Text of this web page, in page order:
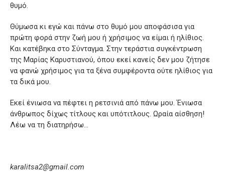
θυμό.
Θύμωσα κι εγώ και πάνω στο θυμό μου αποφάσισα για
πρώτη φορά στην ζωή μου ή χρήσιμος να είμαι ή ηλίθιος.
Και κατέβηκα στο Σύνταγμα. Στην τεράστια συγκέντρωση
της Μαρίας Καρυστιανού, όπου εκεί κανείς δεν μου ζήτησε
να φανώ χρήσιμος για τα ξένα συμφέροντα ούτε ηλίθιος για
τα δικά μου.
Εκεί ένιωσα να πέφτει η ρετσινιά από πάνω μου. Ένιωσα
άνθρωπος δίχως τίτλους και υπότιτλους. Ωραία αίσθηση!
Λέω να τη διατηρήσω…
karalitsa2@gmail.com